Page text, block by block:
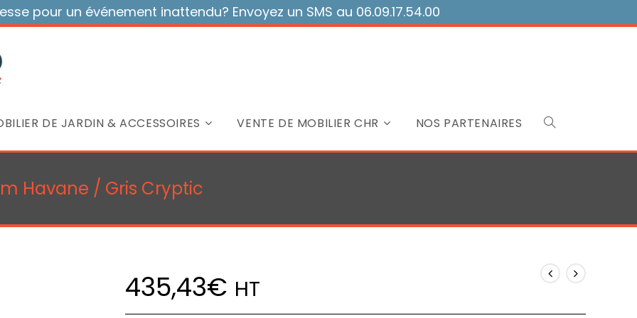
pour un événement inattendu? Envoyez un SMS au 06.09.17.54.00
DE JARDIN & ACCESSOIRES VENTE DE MOBILIER CHR NOS PARTENAIRES Toggle
search
Havane / Gris Cryptic
435,43€ HT